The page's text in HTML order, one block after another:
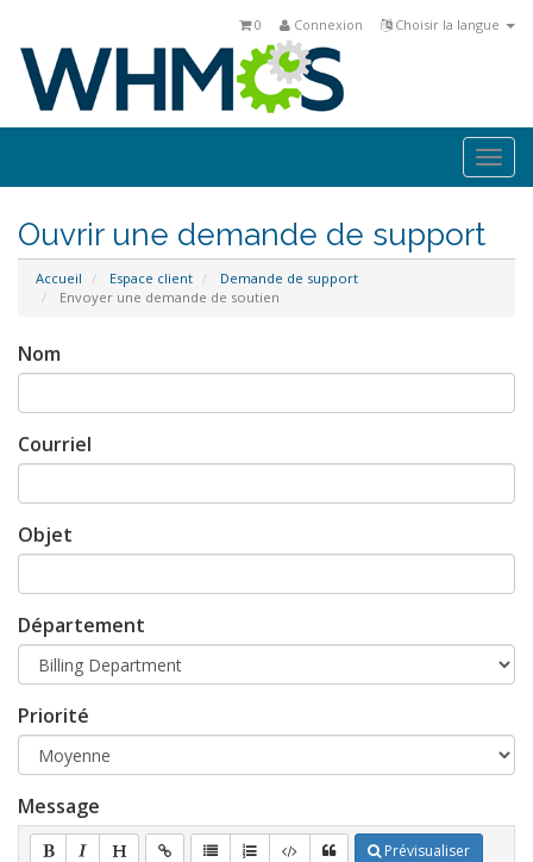
Choisir la langue
Connexion
0
Ouvrir une demande de support
Accueil Espace client
Demande de support
Envoyer une demande de soutien
Nom
Courriel
Objet
Département
Priorité
Message
Prévisualiser